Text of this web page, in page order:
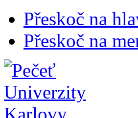
Přeskoč na
Přeskoč na